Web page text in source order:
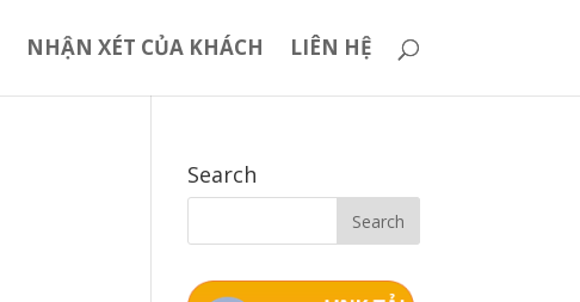
NHẬN XÉT CỦA KHÁCH LIÊN HỆ
Search